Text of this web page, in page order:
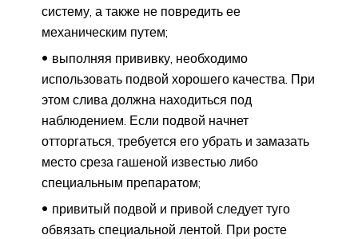
систему, а также не повредить ее
механическим путем;
выполняя прививку, необходимо
использовать подвой хорошего качества. При
этом слива должна находиться под
наблюдением. Если подвой начнет
отторгаться, требуется его убрать и замазать
место среза гашеной известью либо
специальным препаратом;
привитый подвой и привой следует туго
обвязать специальной лентой. При росте